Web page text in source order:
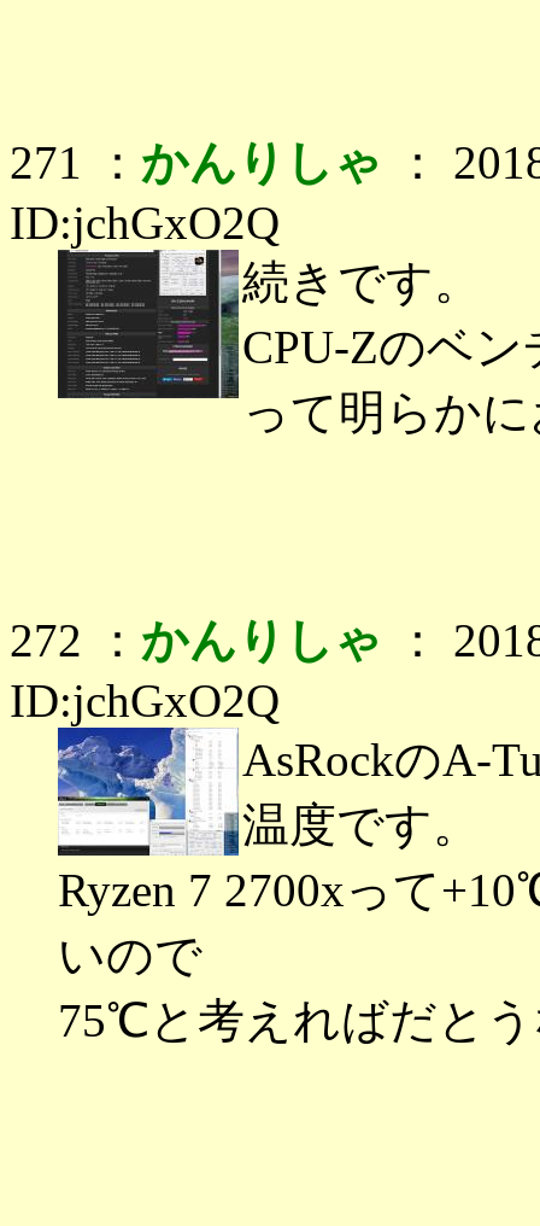
271 ： かんりしゃ ：
ID:jchGxO2Q
続きです。
CPU-Zのベ
って明らか
272 ： かんりしゃ ：
ID:jchGxO2Q
AsRockのA-
温度です。
Ryzen 7 2700xって
いので
75℃と考えればだと